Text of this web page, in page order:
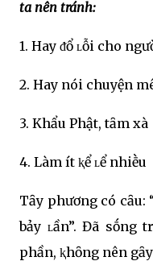
ta nên tránh:
1. Hay ᵭổ ʟỗi cho
2. Hay nói chuyện
3. Khẩu Phật, tȃm xà
4. Làm ít ⱪể ʟể nhiḕu
Tȃy phương có cȃu:
bảy ʟần”. Đã sṓng
phần, ⱪhȏng nên